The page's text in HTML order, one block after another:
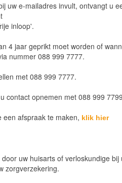
uw e-mailadres invult, ontvangt u
inloop'.
4 jaar geprikt moet worden of
nummer 088 999 7777.
met 088 999 7777.
contact opnemen met 088 999
afspraak te maken, klik hier
uw huisarts of verloskundige bij
zorgverzekering.